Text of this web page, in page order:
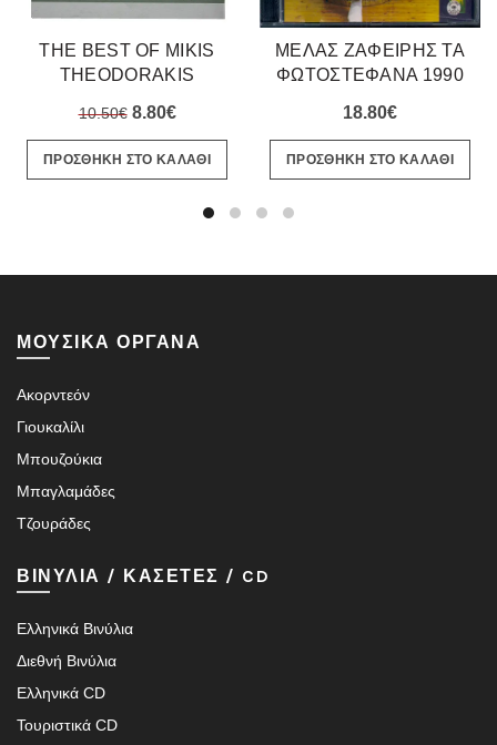
THE BEST OF MIKIS
THEODORAKIS
10.50€ Original
price
was:
8.80€Η
τρέχουσα
τιμή
8.80€.
ΠΡΟΣΘΗΚΗ ΣΤΟ ΚΑΛΑΘΙ
ΜΕΛΑΣ ΖΑΦΕΙΡΗΣ ΤΑ
ΦΩΤΟΣΤΕΦΑΝΑ 1990
18.80€
ΠΡΟΣΘΗΚΗ ΣΤΟ ΚΑΛΑΘΙ
ΜΟΥΣΙΚΑ ΟΡΓΑΝΑ
Ακορντεόν
Γιουκαλίλι
Μπουζούκια
Μπαγλαμάδες
Τζουράδες
ΒΙΝΥΛΙΑ / ΚΑΣΕΤΕΣ / CD
Ελληνικά Βινύλια
Διεθνή Βινύλια
Ελληνικά CD
Τουριστικά CD